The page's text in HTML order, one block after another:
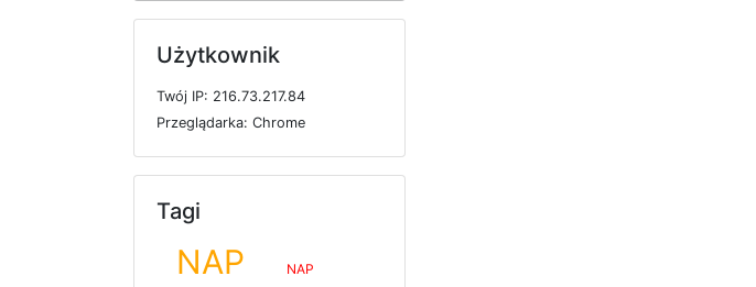
Użytkownik
Twój IP: 216.73.217.84
Przeglądarka: Chrome
Tagi
NAP NAP